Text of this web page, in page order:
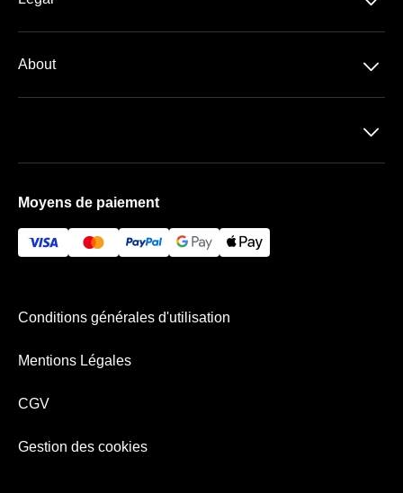
About 􀆈
􀆈
Moyens de paiement
Conditions générales d'utilisation
Mentions Légales
CGV
Gestion des cookies